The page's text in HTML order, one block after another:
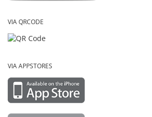
VIA QRCODE
VIA APPSTORES